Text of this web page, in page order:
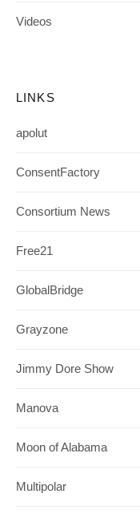
Videos
LINKS
apolut
ConsentFactory
Consortium News
Free21
GlobalBridge
Grayzone
Jimmy Dore Show
Manova
Moon of Alabama
Multipolar